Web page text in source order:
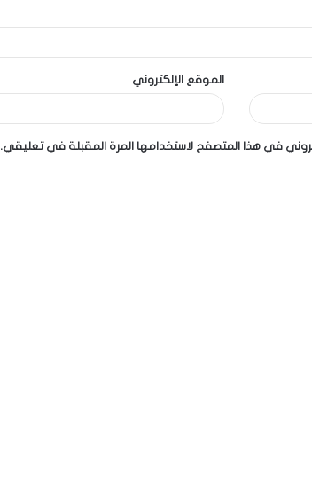
الموقع الإلكتروني
في هذا المتصفح لاستخدامها المرة المقبلة في تعليقي.